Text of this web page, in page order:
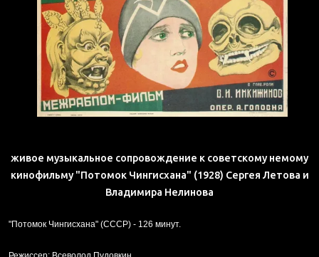
живое музыкальное сопровождение к советскому немому
кинофильму "Потомок Чингисхана" (1928) Сергея Летова и
Владимира Нелинова
"Потомок Чингисхана" (СССР) - 126 минут.